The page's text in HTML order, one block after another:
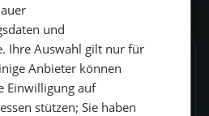
Grubert
und
Ihre Auswahl gilt nur für
Anbieter können
Einwilligung auf
stützen; Sie haben